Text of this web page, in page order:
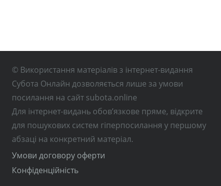
© Використання матеріалів з інтернет-видання
Субота Онлайн дозволяється лише за умови
посилання на сайт subota.online
Для інтернет-видань обов’язкове пряме, відкрите
для пошукових систем гіперпосилання у першому
абзаці на конкретний матеріал.
Умови договору оферти
Конфіденційність